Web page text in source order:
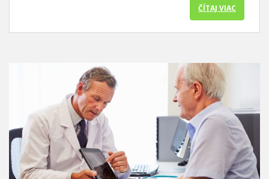
ČÍTAJ VIAC